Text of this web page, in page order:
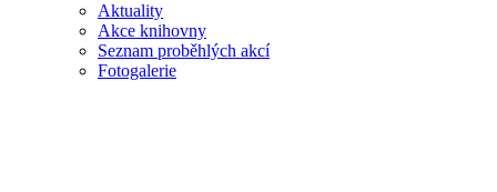
Aktuality
Akce knihovny
Seznam proběhlých akcí
Fotogalerie